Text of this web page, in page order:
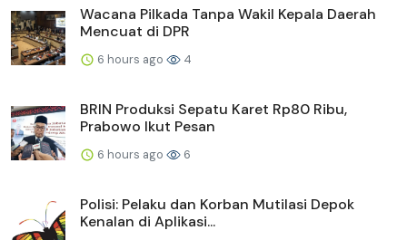
Wacana Pilkada Tanpa Wakil Kepala Daerah
Mencuat di DPR
6 hours ago 4
BRIN Produksi Sepatu Karet Rp80 Ribu,
Prabowo Ikut Pesan
6 hours ago 6
Polisi: Pelaku dan Korban Mutilasi Depok
Kenalan di Aplikasi...